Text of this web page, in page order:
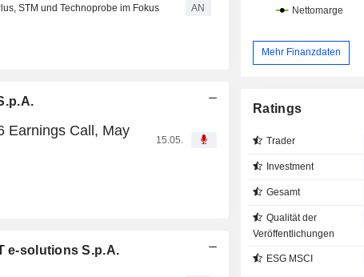
STM und Technoprobe im Fokus AN
Earnings Call, May
15.05.
e-solutions S.p.A.
Mehr Finanzdaten
Ratings
Trader
Investment
Gesamt
Qualität der
Veröffentlichungen
ESG MSCI